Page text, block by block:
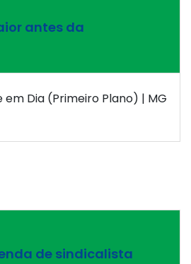
antes da
em Dia (Primeiro Plano) | MG
de sindicalista